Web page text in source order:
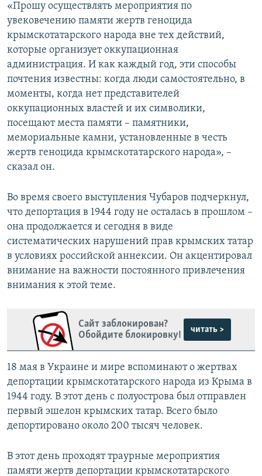
«Прошу осуществлять мероприятия по
увековечению памяти жертв геноцида
крымскотатарского народа вне тех действий,
которые организует оккупационная
администрация. И как каждый год, эти способы
почтения известны: когда люди самостоятельно, в
моменты, когда нет представителей
оккупационных властей и их символики,
посещают места памяти – памятники,
мемориальные камни, установленные в честь
жертв геноцида крымскотатарского народа», –
сказал он.
Во время своего выступления Чубаров подчеркнул,
что депортация в 1944 году не осталась в прошлом –
она продолжается и сегодня в виде
систематических нарушений прав крымских татар
в условиях российской аннексии. Он акцентировал
внимание на важности постоянного привлечения
внимания к этой теме.
Сайт заблокирован?
Обойдите блокировку!
читать >
18 мая в Украине и мире вспоминают о жертвах
депортации крымскотатарского народа из Крыма в
1944 году. В этот день с полуострова был отправлен
первый эшелон крымских татар. Всего было
депортировано около 200 тысяч человек.
В этот день проходят траурные мероприятия
памяти жертв депортации крымскотатарского